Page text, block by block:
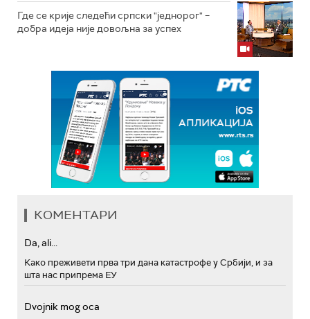
Где се крије следећи српски "једнорог" –
добра идеја није довољна за успех
КОМЕНТАРИ
Da, ali...
Како преживети прва три дана катастрофе у Србији, и за
шта нас припрема ЕУ
Dvojnik mog oca